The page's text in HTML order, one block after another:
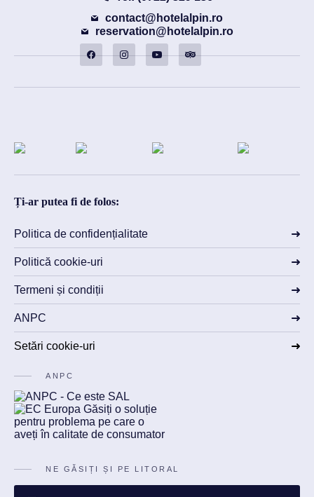
contact@hotelalpin.ro
reservation@hotelalpin.ro
Ți-ar putea fi de folos:
Politica de confidențialitate
Politică cookie-uri
Termeni și condiții
ANPC
Setări cookie-uri
ANPC
NE GĂSIȚI ȘI PE LITORAL